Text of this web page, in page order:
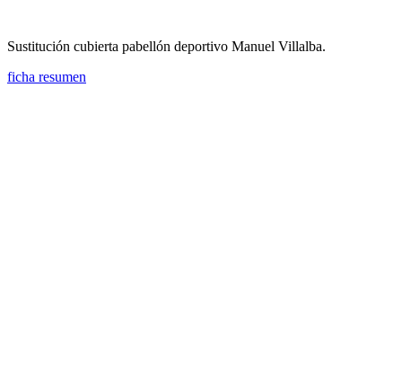
Sustitución cubierta pabellón deportivo Manuel Villalba.
ficha resumen